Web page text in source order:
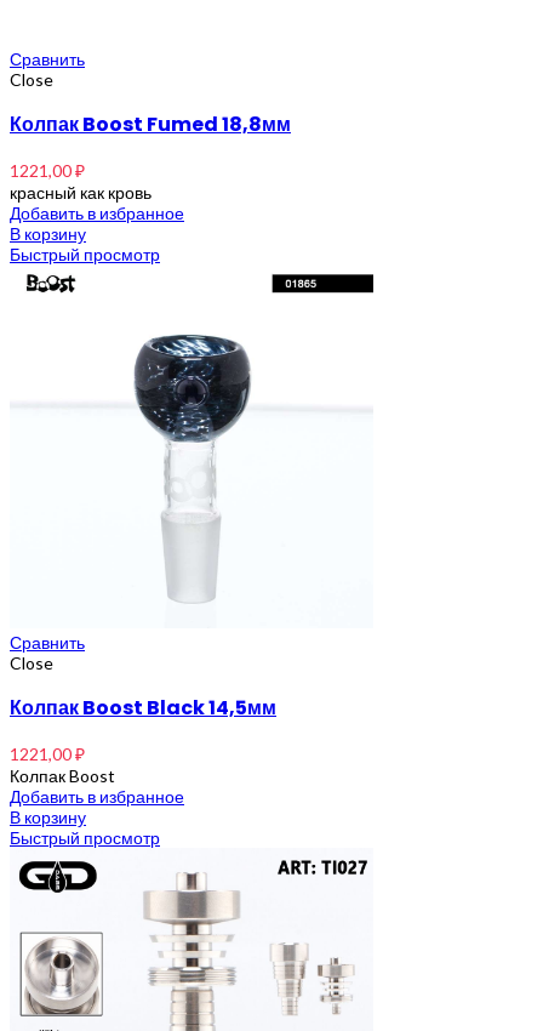
Сравнить
Close
Колпак Boost Fumed 18,8мм
1221,00₽
красный как кровь
Добавить в избранное
В корзину
Быстрый просмотр
Сравнить
Close
Колпак Boost Black 14,5мм
1221,00₽
Колпак Boost
Добавить в избранное
В корзину
Быстрый просмотр